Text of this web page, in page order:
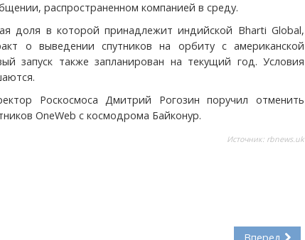
распространенном компанией в среду.
доля в которой принадлежит индийской Bharti Global,
о выведении спутников на орбиту с американской
запуск также запланирован на текущий год. Условия
Роскосмоса Дмитрий Рогозин поручил отменить
OneWeb с космодрома Байконур.
Источник: rbnews.uk